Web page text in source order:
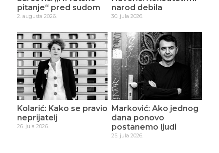
pitanje“ pred sudom
2. augusta 2026.
narod debila
30. jula 2026.
Kolarić: Kako se pravio
neprijatelj
26. jula 2026.
Marković: Ako jednog
dana ponovo
postanemo ljudi
25. jula 2026.